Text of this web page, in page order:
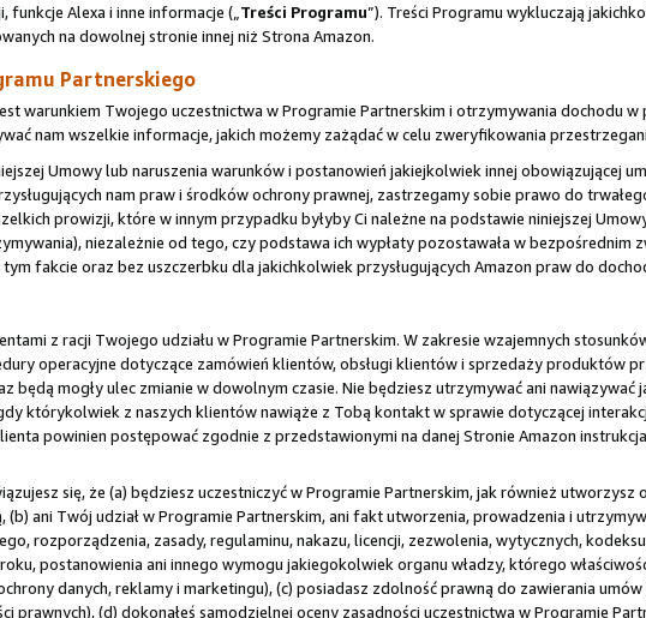
Alexa i inne informacje („Treści Programu”). Treści Programu wykluczają
na dowolnej stronie innej niż Strona Amazon.
Partnerskiego
warunkiem Twojego uczestnictwa w Programie Partnerskim i otrzymywania dochodu w
nam wszelkie informacje, jakich możemy zażądać w celu zweryfikowania
Umowy lub naruszenia warunków i postanowień jakiejkolwiek innej obowiązującej
nam praw i środków ochrony prawnej, zastrzegamy sobie prawo do
prowizji, które w innym przypadku byłyby Ci należne na podstawie niniejszej
niezależnie od tego, czy podstawa ich wypłaty pozostawała w bezpośrednim
fakcie oraz bez uszczerbku dla jakichkolwiek przysługujących Amazon praw do
z racji Twojego udziału w Programie Partnerskim. W zakresie wzajemnych
operacyjne dotyczące zamówień klientów, obsługi klientów i sprzedaży produktów
będą mogły ulec zmianie w dowolnym czasie. Nie będziesz utrzymywać ani
którykolwiek z naszych klientów nawiąże z Tobą kontakt w sprawie dotyczącej
powinien postępować zgodnie z przedstawionymi na danej Stronie Amazon
się, że (a) będziesz uczestniczyć w Programie Partnerskim, jak również
(b) ani Twój udział w Programie Partnerskim, ani fakt utworzenia, prowadzenia i
rozporządzenia, zasady, regulaminu, nakazu, licencji, zezwolenia, wytycznych,
postanowienia ani innego wymogu jakiegokolwiek organu władzy, którego
danych, reklamy i marketingu), (c) posiadasz zdolność prawną do zawierania umów
prawnych), (d) dokonałeś samodzielnej oceny zasadności uczestnictwa w Programie